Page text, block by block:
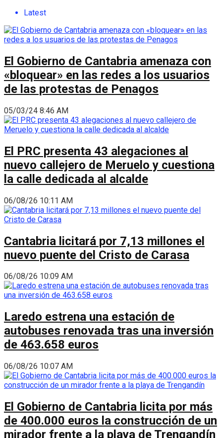
Latest
El Gobierno de Cantabria amenaza con
«bloquear» en las redes a los usuarios
de las protestas de Penagos
05/03/24 8:46 AM
El PRC presenta 43 alegaciones al
nuevo callejero de Meruelo y cuestiona
la calle dedicada al alcalde
06/08/26 10:11 AM
Cantabria licitará por 7,13 millones el
nuevo puente del Cristo de Carasa
06/08/26 10:09 AM
Laredo estrena una estación de
autobuses renovada tras una inversión
de 463.658 euros
06/08/26 10:07 AM
El Gobierno de Cantabria licita por más
de 400.000 euros la construcción de un
mirador frente a la playa de Trengandín